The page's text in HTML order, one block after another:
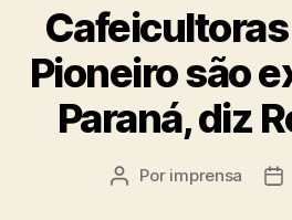
Pioneiro são
Paraná, diz
Autor
Por imprensa